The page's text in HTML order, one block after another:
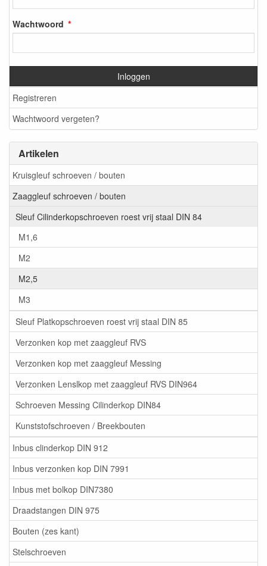
Wachtwoord
Inloggen
Registreren
Wachtwoord vergeten?
Artikelen
Kruisgleuf schroeven / bouten
Zaaggleuf schroeven / bouten
Sleuf Cilinderkopschroeven roest vrij staal DIN 84
M1,6
M2
M2,5
M3
Sleuf Platkopschroeven roest vrij staal DIN 85
Verzonken kop met zaaggleuf RVS
Verzonken kop met zaaggleuf Messing
Verzonken Lenslkop met zaaggleuf RVS DIN964
Schroeven Messing Cilinderkop DIN84
Kunststofschroeven / Breekbouten
Inbus clinderkop DIN 912
Inbus verzonken kop DIN 7991
Inbus met bolkop DIN7380
Draadstangen DIN 975
Bouten (zes kant)
Stelschroeven